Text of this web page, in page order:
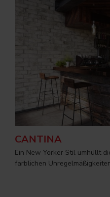
CANTINA
Ein New Yorker Stil umhüllt
farblichen